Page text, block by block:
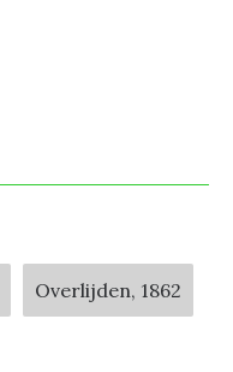
Overlijden, 1862